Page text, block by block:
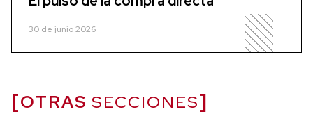
30 de junio 2026
OTRAS SECCIONES